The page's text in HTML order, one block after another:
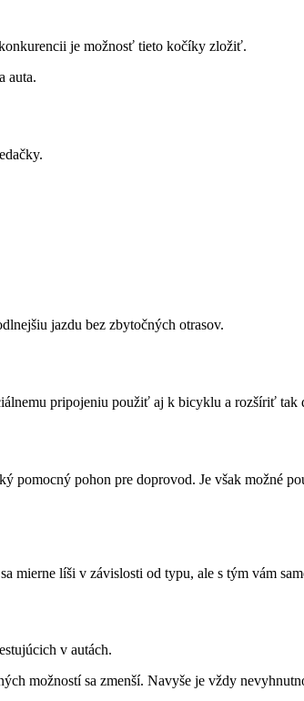
je možnosť tieto kočíky zložiť.
auta.
jazdu bez zbytočných otrasov.
pripojeniu použiť aj k bicyklu a rozšíriť
pohon pre doprovod. Je však možné
líši v závislosti od typu, ale s tým vám
v autách.
možností sa zmenší. Navyše je vždy